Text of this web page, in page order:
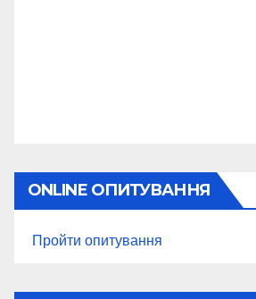
ONLINE ОПИТУВАННЯ
Пройти опитування